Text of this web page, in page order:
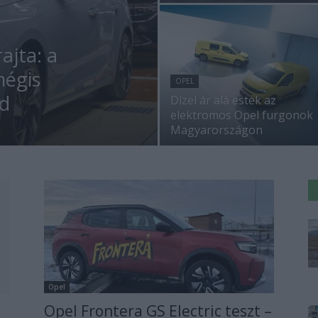
a
OPEL
Dízel ár alá estek az
elektromos Opel furgonok
Magyarországon
Opel
Opel Frontera GS Electric teszt –